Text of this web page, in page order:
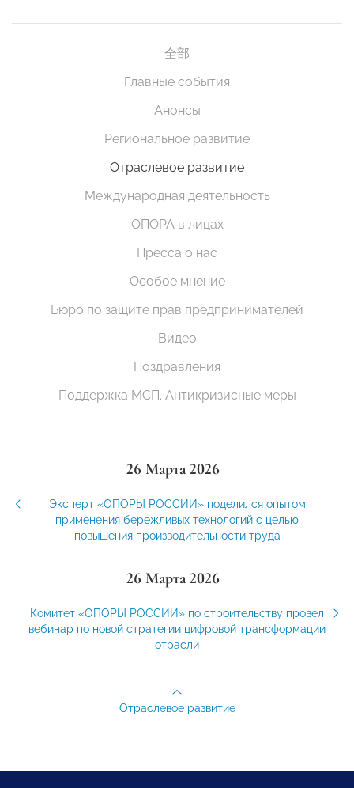
全部
Главные события
Анонсы
Региональное развитие
Отраслевое развитие
Международная деятельность
ОПОРА в лицах
Пресса о нас
Особое мнение
Бюро по защите прав предпринимателей
Видео
Поздравления
Поддержка МСП. Антикризисные меры
26 Марта 2026
Эксперт «ОПОРЫ РОССИИ» поделился опытом
применения бережливых технологий с целью
повышения производительности труда
26 Марта 2026
Комитет «ОПОРЫ РОССИИ» по строительству провел
вебинар по новой стратегии цифровой трансформации
отрасли
Отраслевое развитие